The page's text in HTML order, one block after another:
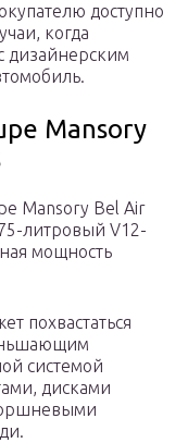
доступно
когда
дизайнерским
Mansory
Mansory Bel Air
литровый V12-
мощность
похвастаться
системой
дисками